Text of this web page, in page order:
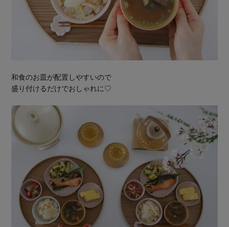
和食のお皿が配置しやすいので
盛り付けるだけでおしゃれに♡